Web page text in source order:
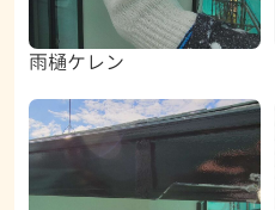
雨樋ケレン